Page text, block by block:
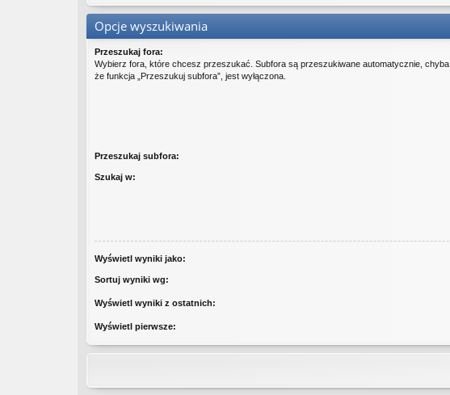
Opcje wyszukiwania
Przeszukaj fora:
Wybierz fora, które chcesz przeszukać. Subfora są przeszukiwane automatycznie, chyba
że funkcja „Przeszukuj subfora”, jest wyłączona.
Przeszukaj subfora:
Szukaj w:
Wyświetl wyniki jako:
Sortuj wyniki wg:
Wyświetl wyniki z ostatnich:
Wyświetl pierwsze: